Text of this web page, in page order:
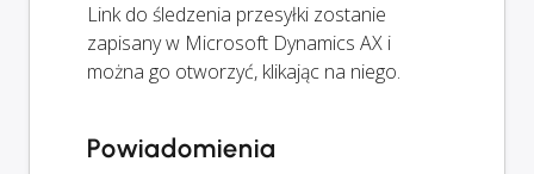
Link do śledzenia przesyłki zostanie
zapisany w Microsoft Dynamics AX i
można go otworzyć, klikając na niego.
Powiadomienia